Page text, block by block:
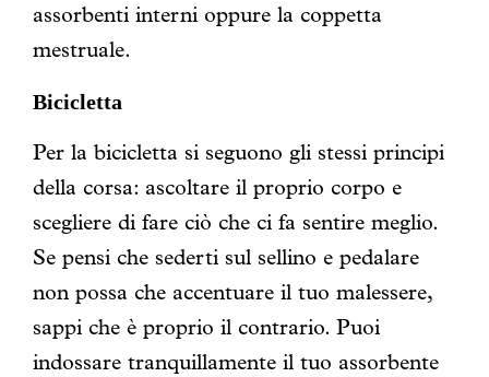
assorbenti interni oppure la coppetta
mestruale.
Bicicletta
Per la bicicletta si seguono gli stessi principi
della corsa: ascoltare il proprio corpo e
scegliere di fare ciò che ci fa sentire meglio.
Se pensi che sederti sul sellino e pedalare
non possa che accentuare il tuo malessere,
sappi che è proprio il contrario. Puoi
indossare tranquillamente il tuo assorbente